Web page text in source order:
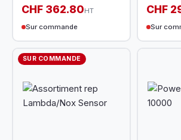
CHF 362.80HT
Sur commande
CHF
Sur
SUR COMMANDE